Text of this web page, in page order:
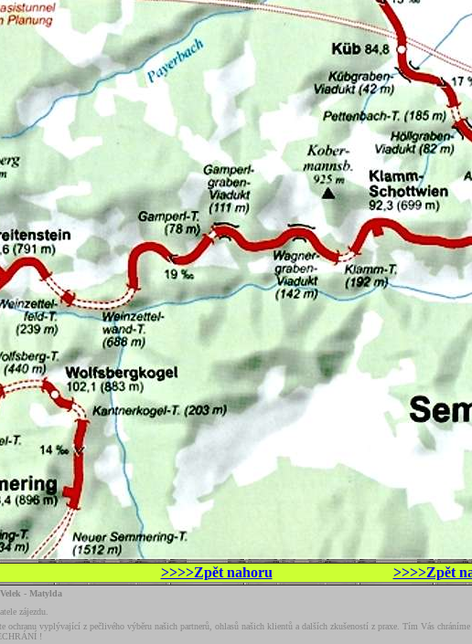
>>>>Zpět nahoru >>>>Zpět
- Matylda
zájezdu.
ochranu vyplývající z pečlivého výběru našich partnerů, ohlasů našich klientů a dalších zkušeností z praxe. Tím Vás
!